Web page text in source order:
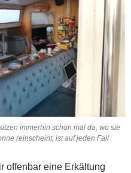
immerhin schon mal da, wo sie
reinscheint, ist auf jeden Fall
offenbar eine Erkältung